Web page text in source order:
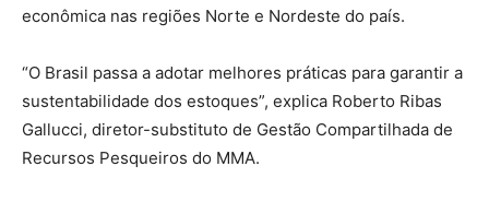
econômica nas regiões Norte e Nordeste do país.
“O Brasil passa a adotar melhores práticas para garantir a
sustentabilidade dos estoques”, explica Roberto Ribas
Gallucci, diretor-substituto de Gestão Compartilhada de
Recursos Pesqueiros do MMA.